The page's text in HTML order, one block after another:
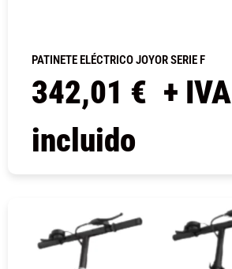
PATINETE ELÉCTRICO JOYOR SERIE F
342,01 € + IVA
incluido